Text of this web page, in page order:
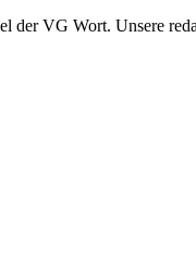
der VG Wort. Unsere